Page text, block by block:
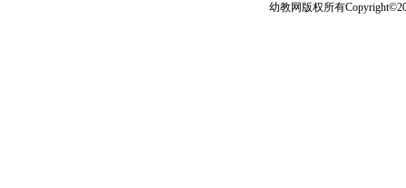
幼教网版权所有